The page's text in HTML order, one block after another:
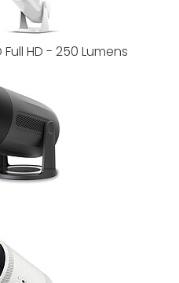
Full HD - 250 Lumens